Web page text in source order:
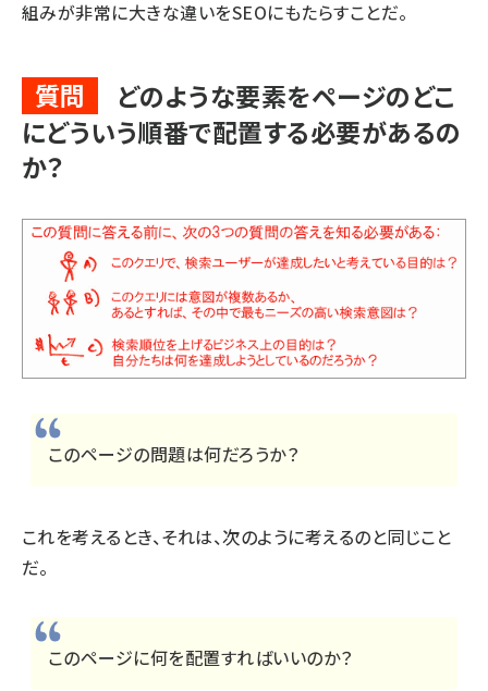
組みが非常に大きな違いをSEOにもたらすことだ。
質問
どのような要素をページのどこ
にどういう順番で配置する必要があるの
か？
このページの問題は何だろうか？
これを考えるとき、それは、次のように考えるのと同じこと
だ。
このページに何を配置すればいいのか？